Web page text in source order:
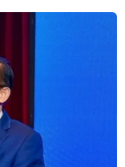
tăng
ương Nhóm